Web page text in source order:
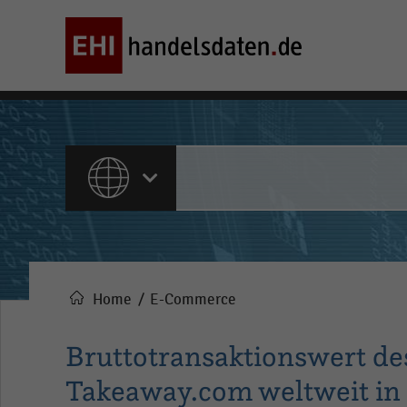
ALLE INHALTE
Pfadnavigation
Home E-Commerce
Bruttotransaktionswert
Takeaway.com weltweit in